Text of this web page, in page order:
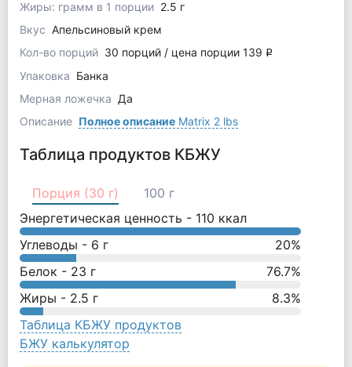
Жиры: грамм в 1 порции 2.5 г
Вкус Апельсиновый крем
Кол-во порций 30 порций / цена порции 139 q
Упаковка Банка
Мерная ложечка Да
Описание Полное описаниеMatrix 2 lbs
Таблица продуктов КБЖУ
Порция (30 г)
100 г
Энергетическая ценность - 110 ккал
Углеводы - 6 г 20%
Белок - 23 г 76.7%
Жиры - 2.5 г 8.3%
Таблица КБЖУ продуктов
БЖУ калькулятор